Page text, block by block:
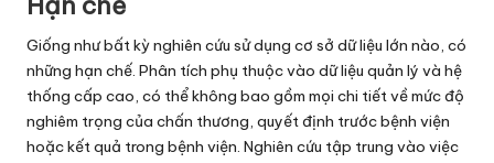
Giống như bất kỳ nghiên cứu sử dụng cơ sở dữ liệu lớn nào, có
những hạn chế. Phân tích phụ thuộc vào dữ liệu quản lý và hệ
thống cấp cao, có thể không bao gồm mọi chi tiết về mức độ
nghiêm trọng của chấn thương, quyết định trước bệnh viện
hoặc kết quả trong bệnh viện. Nghiên cứu tập trung vào việc